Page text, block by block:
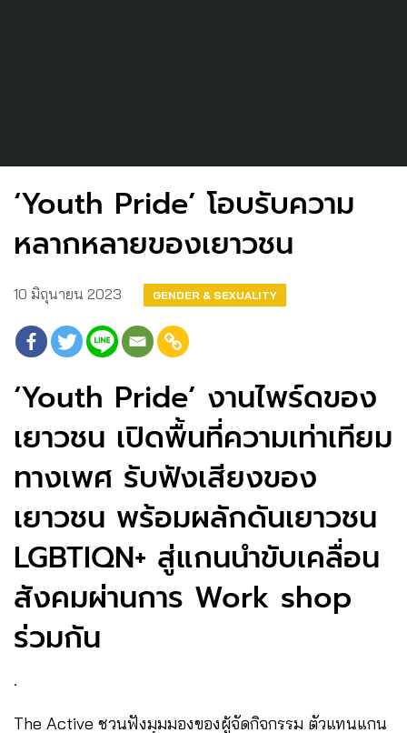
‘Youth Pride’ โอบรับความ
หลากหลายของเยาวชน
10 มิถุนายน 2023 GENDER & SEXUALITY
‘Youth Pride’ งานไพร์ดของ
เยาวชน เปิดพื้นที่ความเท่าเทียม
ทางเพศ รับฟังเสียงของ
เยาวชน พร้อมผลักดันเยาวชน
LGBTIQN+ สู่แกนนำขับเคลื่อน
สังคมผ่านการ Work shop
ร่วมกัน
.
The Active ชวนฟังมุมมองของผู้จัดกิจกรรม ตัวแทนแกน